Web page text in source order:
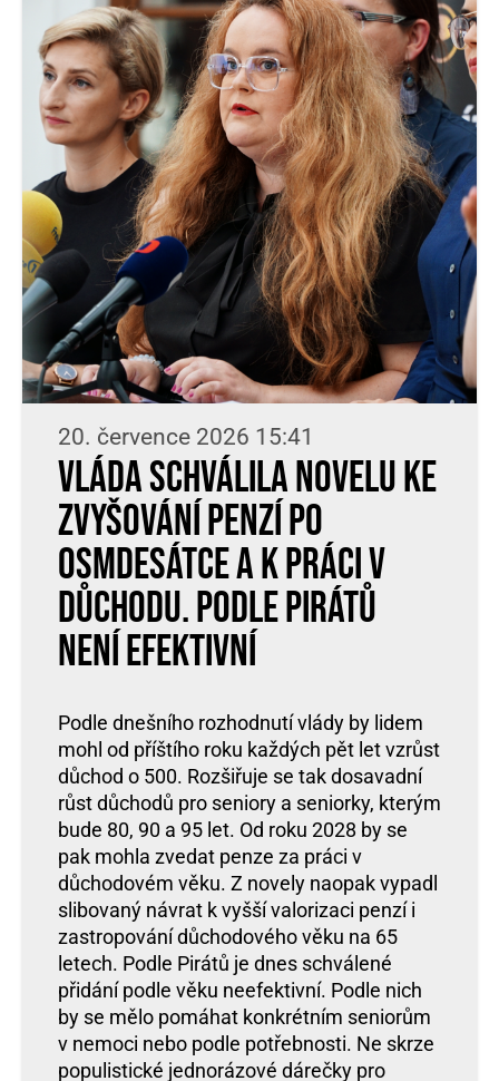
20. července 2026 15:41
Vláda schválila novelu ke
zvyšování penzí po
osmdesátce a k práci v
důchodu. Podle Pirátů
není efektivní
Podle dnešního rozhodnutí vlády by lidem
mohl od příštího roku každých pět let vzrůst
důchod o 500. Rozšiřuje se tak dosavadní
růst důchodů pro seniory a seniorky, kterým
bude 80, 90 a 95 let. Od roku 2028 by se
pak mohla zvedat penze za práci v
důchodovém věku. Z novely naopak vypadl
slibovaný návrat k vyšší valorizaci penzí i
zastropování důchodového věku na 65
letech. Podle Pirátů je dnes schválené
přidání podle věku neefektivní. Podle nich
by se mělo pomáhat konkrétním seniorům
v nemoci nebo podle potřebnosti. Ne skrze
populistické jednorázové dárečky pro